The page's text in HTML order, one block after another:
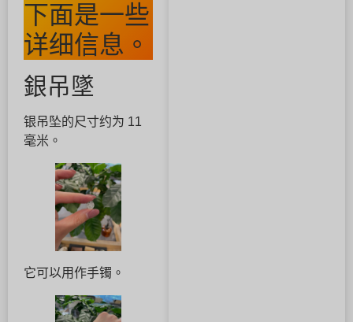
下面是一些
详细信息。
銀吊墜
银吊坠的尺寸约为 11
毫米。
它可以用作手镯。